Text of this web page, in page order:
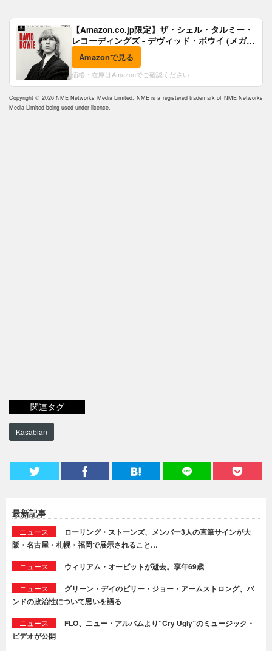
【Amazon.co.jp限定】ザ・シェル・タルミー・
レコーディングズ - デヴィッド・ボウイ (メガジ
ャケ付)
Amazonで見る
価格・在庫はAmazonでご確認ください
Copyright © 2026 NME Networks Media Limited. NME is a registered trademark of NME Networks
Media Limited being used under licence.
関連タグ
Kasabian
最新記事
ニュース
ローリング・ストーンズ、メンバー3人の直筆サインが大
阪・名古屋・札幌・福岡で展示されること…
ニュース ウィリアム・オービットが逝去。享年69歳
ニュース
グリーン・デイのビリー・ジョー・アームストロング、バ
ンドの政治性について思いを語る
ニュース
FLO、ニュー・アルバムより“Cry Ugly”のミュージック・
ビデオが公開